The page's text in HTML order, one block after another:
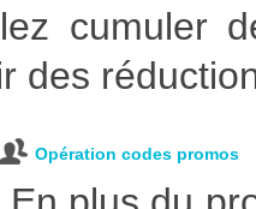
cumuler
des
Opération codes promos